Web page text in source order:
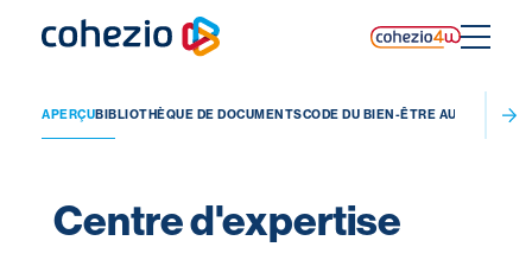
content
APERÇUBIBLIOTHÈQUE DE DOCUMENTSCODE DU BIEN-ÊTRE AU TRAVAIL
Centre d'expertise